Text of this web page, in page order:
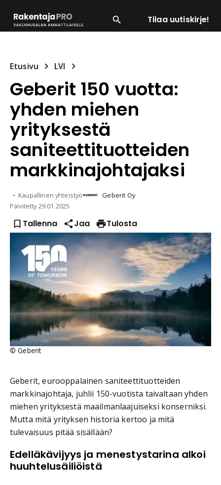
Tilaa uutiskirje!
Etusivu LVI
Geberit 150 vuotta:
yhden miehen
yrityksestä
saniteettituotteiden
markkinajohtajaksi
Kaupallinen yhteistyö
Geberit Oy
Päivitetty29.01.2025
Tallenna Jaa Tulosta
©Geberit
Geberit, eurooppalainen saniteettituotteiden
markkinajohtaja, juhlii 150-vuotista taivaltaan yhden
miehen yrityksestä maailmanlaajuiseksi konserniksi.
Mutta mitä yrityksen historia kertoo ja mitä
tulevaisuus pitää sisällään?
Edelläkävijyys ja menestystarina alkoi
huuhtelusäiliöistä